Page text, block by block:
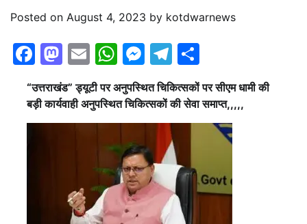
Posted on August 4, 2023 by kotdwarnews
Facebook
Mastodon
EmailWhatsApp
Messenger
Telegram
“उत्तराखंड” ड्यूटी पर अनुपस्थित चिकित्सकों पर सीएम धामी की
बड़ी कार्यवाही अनुपस्थित चिकित्सकों कीसेवा समाप्त,,,,,